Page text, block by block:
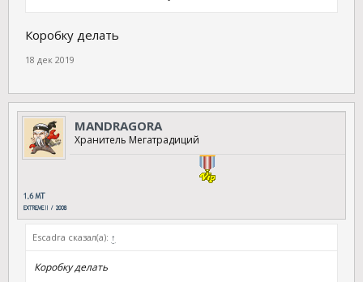
Коробку делать
18 дек 2019
MANDRAGORA
Хранитель Мегатрадиций
Escadra сказал(а): ↑
Коробку делать